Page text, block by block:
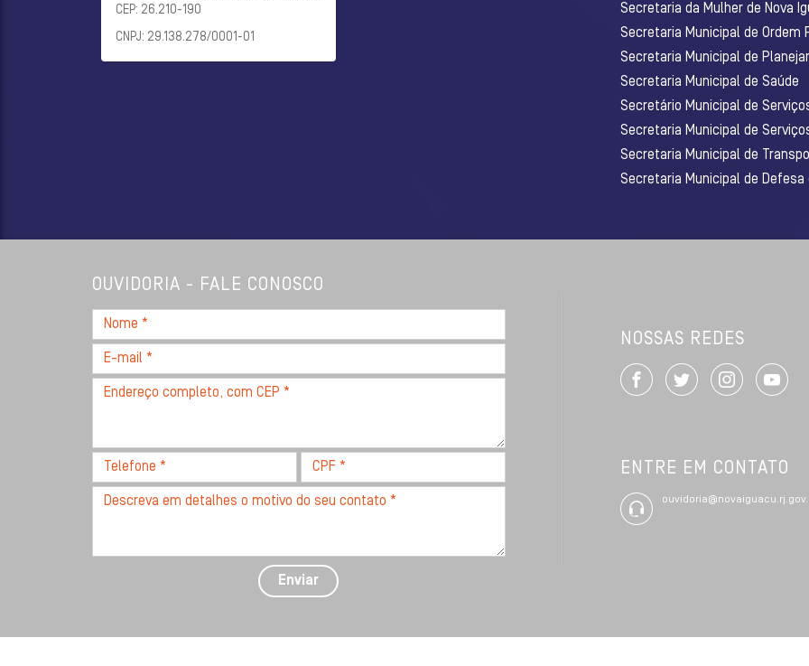
CEP: 26.210-190
CNPJ: 29.138.278/0001-01
Secretaria da Mulher de Nova
Secretaria Municipal de Ordem
Secretaria Municipal de
Secretaria Municipal de Saúde
Secretário Municipal de
Secretaria Municipal de
Secretaria Municipal de
Secretaria Municipal de
OUVIDORIA - FALE CONOSCO
Nome
*
E-
mail
Endereço
CEP
Telefone
*
CPF
*
Descreva
com
Enviar
NOSSAS REDES
ENTRE EM CONTATO